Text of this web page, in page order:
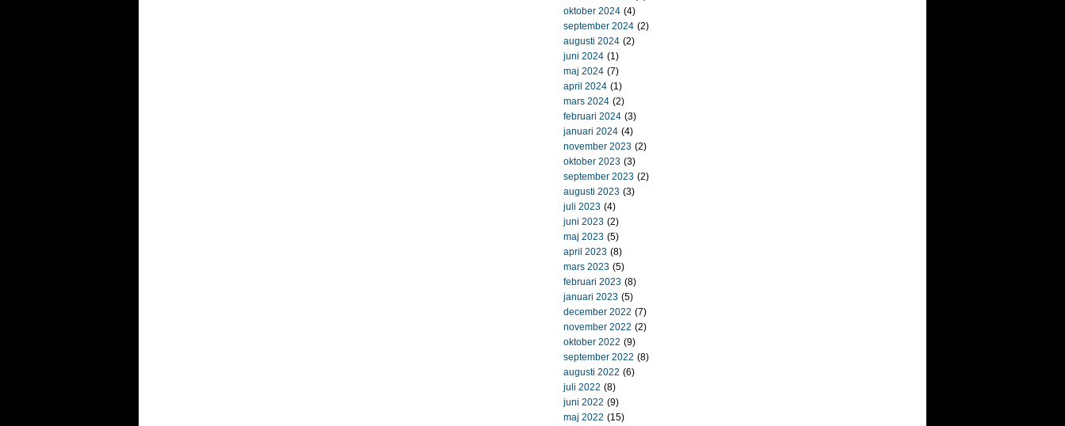
oktober 2024 (4)
september 2024 (2)
augusti 2024 (2)
juni 2024 (1)
maj 2024 (7)
april 2024 (1)
mars 2024 (2)
februari 2024 (3)
januari 2024 (4)
november 2023 (2)
oktober 2023 (3)
september 2023 (2)
augusti 2023 (3)
juli 2023 (4)
juni 2023 (2)
maj 2023 (5)
april 2023 (8)
mars 2023 (5)
februari 2023 (8)
januari 2023 (5)
december 2022 (7)
november 2022 (2)
oktober 2022 (9)
september 2022 (8)
augusti 2022 (6)
juli 2022 (8)
juni 2022 (9)
maj 2022 (15)